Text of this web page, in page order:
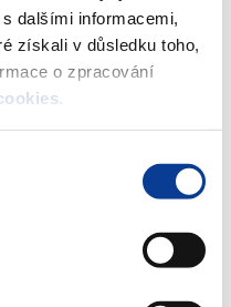
dalšími informacemi,
získali v důsledku toho,
o zpracování
.
k 7.2.2020